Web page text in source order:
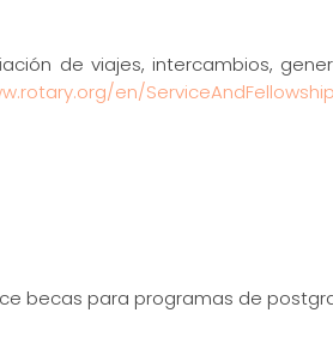
de viajes, intercambios,
en/
becas para programas de